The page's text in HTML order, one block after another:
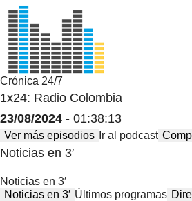
Crónica 24/7
1x24: Radio Colombia
23/08/2024 - 01:38:13
Ver más episodios Ir al podcast
Noticias en 3′
Noticias en 3′
Noticias en 3′ Últimos programas